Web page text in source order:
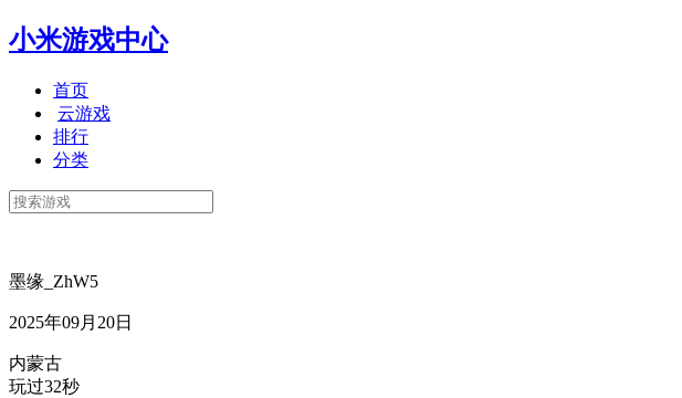
小米游戏中心
首页
云游戏
排行
分类
墨缘_ZhW5
2025年09月20日
内蒙古
玩过32秒